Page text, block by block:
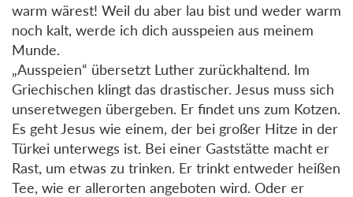
warm wärest! Weil du aber lau bist und weder warm
noch kalt, werde ich dich ausspeien aus meinem
Munde.
„Ausspeien“ übersetzt Luther zurückhaltend. Im
Griechischen klingt das drastischer. Jesus muss sich
unseretwegen übergeben. Er findet uns zum Kotzen.
Es geht Jesus wie einem, der bei großer Hitze in der
Türkei unterwegs ist. Bei einer Gaststätte macht er
Rast, um etwas zu trinken. Er trinkt entweder heißen
Tee, wie er allerorten angeboten wird. Oder er